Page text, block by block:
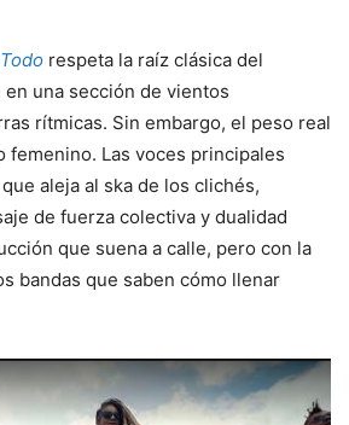
respeta la raíz clásica del
una sección de vientos
rítmicas. Sin embargo, el peso real
femenino. Las voces principales
aleja al ska de los clichés,
de fuerza colectiva y dualidad
que suena a calle, pero con la
bandas que saben cómo llenar